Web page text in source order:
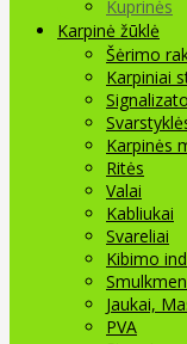
Kuprinės
Karpinė žūklė
Šėrimo
Karpiniai
Karpinės
Ritės
Valai
Kabliukai
Svareliai
Kibimo
Jaukai,
PVA